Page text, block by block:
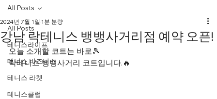
All Posts
테니스라이프
테니스 비즈니스
테니스 라켓
테니스클럽
All Posts
강남 락테니스 뱅뱅사거리점 예약 오픈!
2024년 7월 1일 1분 분량
오늘 소개할 코트는 바로🎾
락테니스 뱅뱅사거리 코트입니다.🔥